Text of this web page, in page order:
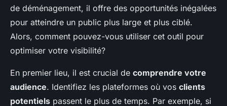
de déménagement, il offre des opportunités inégalées
pour atteindre un public plus large et plus ciblé.
Alors, comment pouvez-vous utiliser cet outil pour
optimiser votre visibilité?
En premier lieu, il est crucial de comprendre votre
audience. Identifiez les plateformes où vos clients
potentiels passent le plus de temps. Par exemple, si